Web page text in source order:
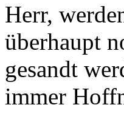
Herr,
überhaupt
gesandt
immer